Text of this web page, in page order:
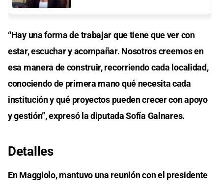
“Hay una forma de trabajar que tiene que ver con
estar, escuchar y acompañar. Nosotros creemos en
esa manera de construir, recorriendo cada localidad,
conociendo de primera mano qué necesita cada
institución y qué proyectos pueden crecer con apoyo
y gestión”, expresó la diputada Sofía Galnares.
Detalles
En Maggiolo, mantuvo una reunión con el presidente